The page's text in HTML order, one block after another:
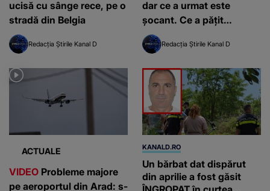
ucisă cu sânge rece, pe o
stradă din Belgia
Redacția Știrile Kanal D
dar ce a urmat este
șocant. Ce a pățit
vârstnicul, după ce s-a
lăsat pe mâna lor?
Redacția Știrile Kanal D
ACTUALE
VIDEO Probleme majore
pe aeroportul din Arad: s-
KANALD.RO
Un bărbat dat dispărut
din aprilie a fost găsit